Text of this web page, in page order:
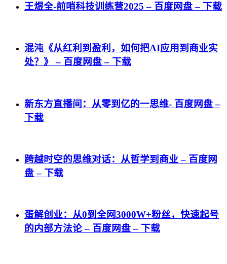
王煜全-前哨科技训练营2025 – 百度网盘 – 下载
混沌《从红利到盈利，如何把AI应用到商业实
处？》 – 百度网盘 – 下载
新东方直播间：从零到亿的一思维- 百度网盘 –
下载
跨越时空的思维对话：从哲学到商业 – 百度网
盘 – 下载
蛋解创业：从0到全网3000W+粉丝，快速起号
的内部方法论 – 百度网盘 – 下载